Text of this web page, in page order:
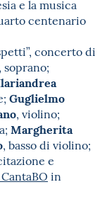
e la musica
centenario
concerto di
soprano;
Guglielmo
, violino;
Margherita
, basso di violino;
e
in